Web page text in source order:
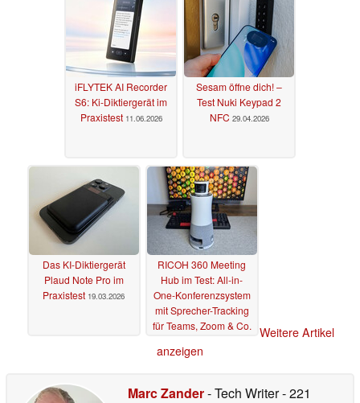
iFLYTEK AI Recorder
S6: Ki-Diktiergerät im
Praxistest 11.06.2026
Sesam öffne dich! –
Test Nuki Keypad 2
NFC 29.04.2026
Das KI-Diktiergerät
Plaud Note Pro im
Praxistest 19.03.2026
RICOH 360 Meeting
Hub im Test: All-in-
One-Konferenzsystem
mit Sprecher-Tracking
für Teams, Zoom & Co.
Weitere Artikel
anzeigen
Marc Zander- Tech Writer- 221